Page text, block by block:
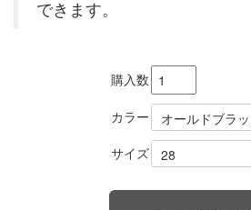
購入数
カラー
サイズ